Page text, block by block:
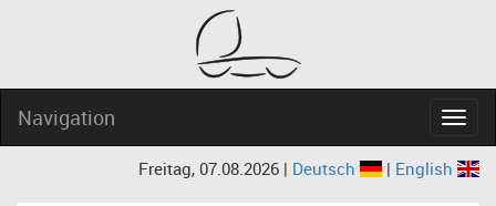
Navigation
Freitag, 07.08.2026 | Deutsch | English